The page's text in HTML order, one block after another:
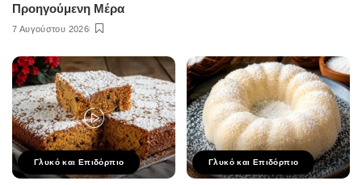
Προηγούμενη Μέρα
7 Αυγούστου 2026
Γλυκό και Επιδόρπιο Γλυκό και Επιδόρπιο